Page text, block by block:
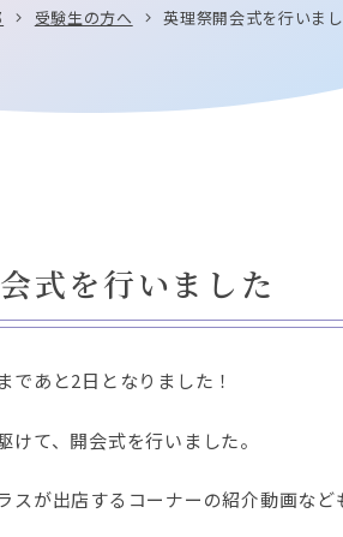
受験生の方へ 英理祭開会式を行いま
式を行いました
であと2日となりました！
けて、開会式を行いました。
スが出店するコーナーの紹介動画など